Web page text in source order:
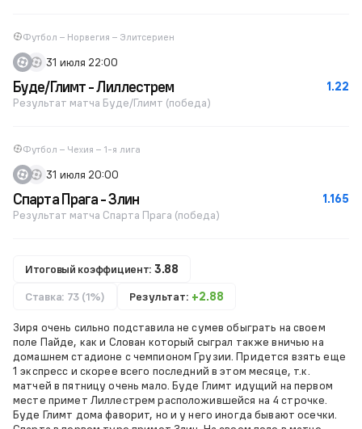
Футбол – Норвегия – Элитсериен
31 июля 22:00
1.22
Буде/Глимт - Лиллестрем
Результат матча Буде/Глимт (победа)
Футбол – Чехия – 1-я лига
31 июля 20:00
1.165
Спарта Прага - Злин
Результат матча Спарта Прага (победа)
Итоговый коэффициент: 3.88
Ставка: 73 (1%)
Результат: +2.88
Зиря очень сильно подставила не сумев обыграть на своем
поле Пайде, как и Слован который сыграл также вничью на
домашнем стадионе с чемпионом Грузии. Придется взять еще
1 экспресс и скорее всего последний в этом месяце, т.к.
матчей в пятницу очень мало. Буде Глимт идущий на первом
месте примет Лиллестрем расположившейся на 4 строчке.
Буде Глимт дома фаворит, но и у него иногда бывают осечки.